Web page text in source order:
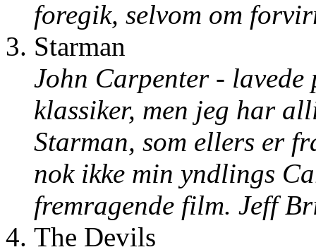
foregik, selvom om
Starman
John Carpenter -
klassiker, men jeg har
Starman, som ellers er
nok ikke min yndlings
fremragende film. Jeff
The Devils